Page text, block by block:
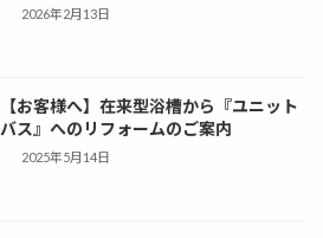
2026年2月13日
【お客様へ】在来型浴槽から『ユニット
バス』へのリフォームのご案内
2025年5月14日